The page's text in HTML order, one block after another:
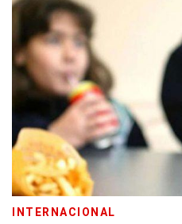
INTERNACIONAL